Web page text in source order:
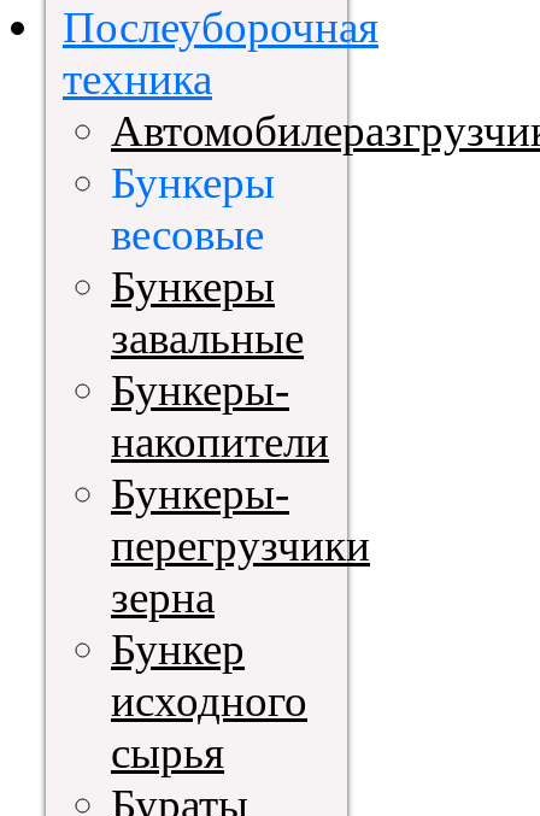
Послеуборочная
техника
Бункеры
весовые
Бункеры
завальные
Бункеры-
накопители
Бункеры-
перегрузчики
зерна
Бункер
исходного
сырья
Бураты